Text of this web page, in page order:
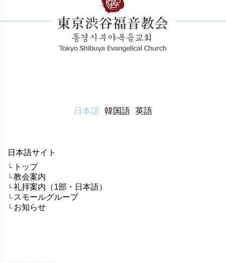
日本語 韓国語 英語
日本語サイト
└ トップ
└教会案内
└礼拝案内（1部・日本語）
└ スモールグループ
└ お知らせ